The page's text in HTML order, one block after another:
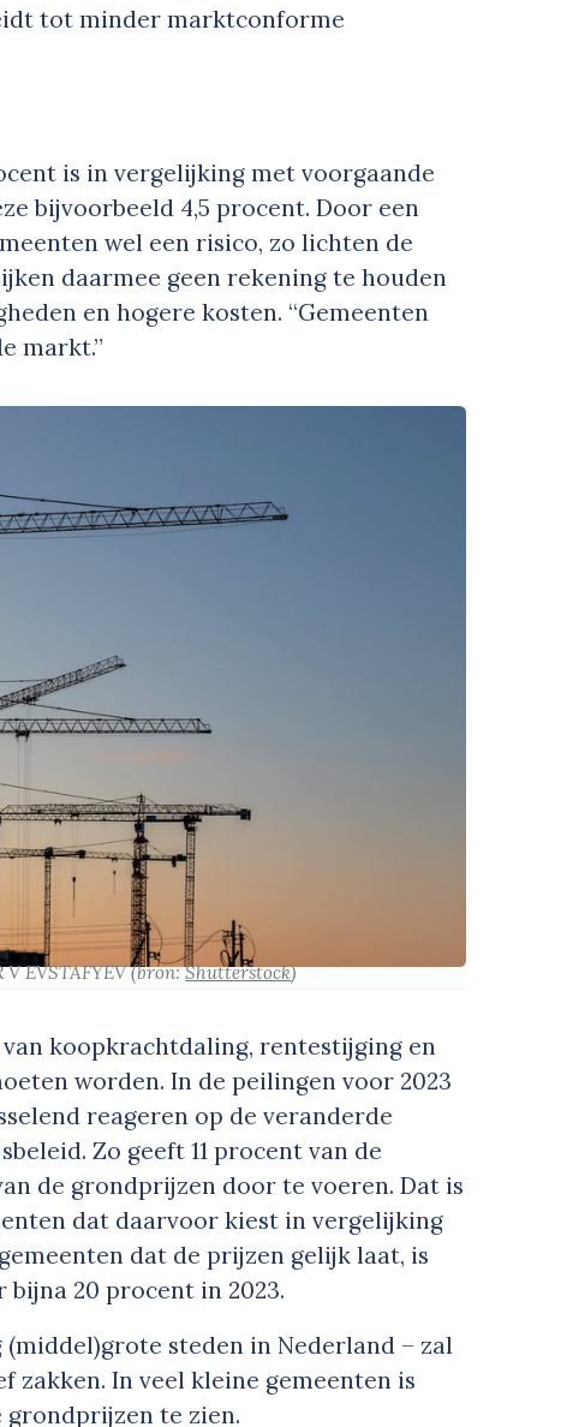
tot minder marktconforme
is in vergelijking met voorgaande
bijvoorbeeld 4,5 procent. Door een
wel een risico, zo lichten de
daarmee geen rekening te houden
en hogere kosten. “Gemeenten
markt.”
V EVSTAFYEV(bron:Shutterstock)
koopkrachtdaling, rentestijging en
worden. In de peilingen voor 2023
reageren op de veranderde
Zo geeft 11 procent van de
de grondprijzen door te voeren. Dat is
dat daarvoor kiest in vergelijking
dat de prijzen gelijk laat, is
bijna 20 procent in 2023.
steden in Nederland – zal
In veel kleine gemeenten is
te zien.